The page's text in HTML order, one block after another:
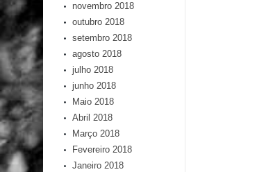
novembro 2018
outubro 2018
setembro 2018
agosto 2018
julho 2018
junho 2018
Maio 2018
Abril 2018
Março 2018
Fevereiro 2018
Janeiro 2018